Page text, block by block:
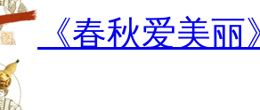
《春秋爱美